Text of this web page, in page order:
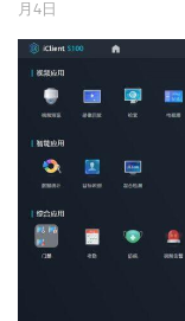
月4日